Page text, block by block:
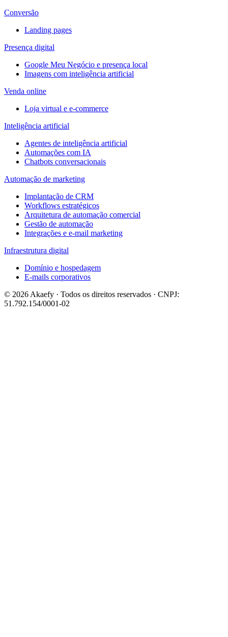
Conversão
Landing pages
Presença digital
Google Meu Negócio e presença local
Imagens com inteligência artificial
Venda online
Loja virtual e e-commerce
Inteligência artificial
Agentes de inteligência artificial
Automações com IA
Chatbots conversacionais
Automação de marketing
Implantação de CRM
Workflows estratégicos
Arquitetura de automação comercial
Gestão de automação
Integrações e e-mail marketing
Infraestrutura digital
Domínio e hospedagem
E-mails corporativos
© 2026 Akaefy · Todos os direitos reservados · CNPJ:
51.792.154/0001-02